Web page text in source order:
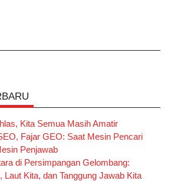
Kita Semua Masih Amatir
Fajar GEO: Saat Mesin Pencari
Penjawab
di Persimpangan Gelombang:
Laut Kita, dan Tanggung Jawab Kita